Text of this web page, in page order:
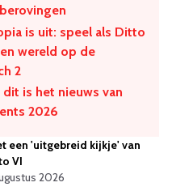
is uit: speel als Ditto
wereld op de
2
is het nieuws van
2026
een 'uitgebreid kijkje' van
VI
2026